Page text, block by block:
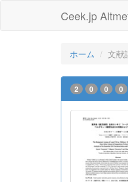
Ceek.jp
ホーム 文献
2 0 0 0